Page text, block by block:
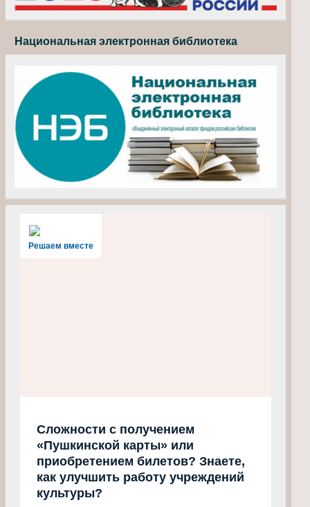
Национальная электронная библиотека
Решаем вместе
Сложности с получением
«Пушкинской карты» или
приобретением билетов? Знаете,
как улучшить работу учреждений
культуры?